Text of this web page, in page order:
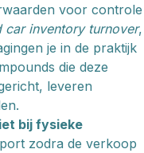
voor controle
car inventory turnover,
je in de praktijk
die deze
leveren
bij fysieke
zodra de verkoop